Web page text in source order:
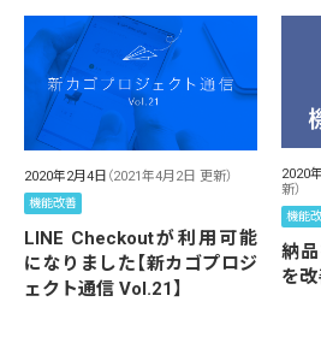
2020年2月4日 （2021年4月2日 更新）
機能改善
LINE Checkoutが利用可能
になりました【新カゴプロジ
ェクト通信 Vol.21】
2020
新）
機能
納
を